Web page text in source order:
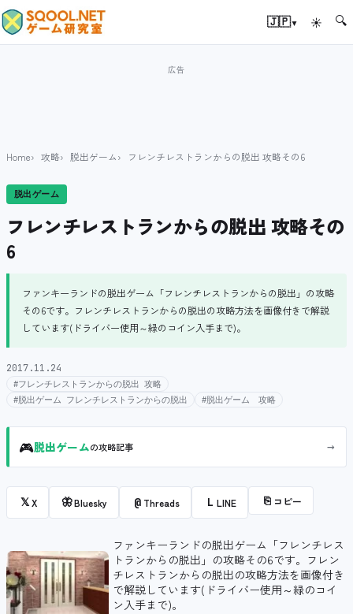
🇯🇵▾ ☀ 🔍
Home 攻略 脱出ゲーム フレンチレストランからの脱出 攻略その6
脱出ゲーム
フレンチレストランからの脱出 攻略その
6
ファンキーランドの脱出ゲーム「フレンチレストランからの脱出」の攻略
その6です。フレンチレストランからの脱出の攻略方法を画像付きで解説
しています(ドライバー使用～緑のコイン入手まで)。
2017.11.24
#フレンチレストランからの脱出 攻略
#脱出ゲーム フレンチレストランからの脱出
#脱出ゲーム 攻略
🎮脱出ゲームの攻略記事 →
𝕏X 🦋Bluesky @ Threads L LINE ⎘ コピー
ファンキーランドの脱出ゲーム「フレンチレス
トランからの脱出」の攻略その6です。フレン
チレストランからの脱出の攻略方法を画像付き
で解説しています(ドライバー使用～緑のコイ
ン入手まで)。